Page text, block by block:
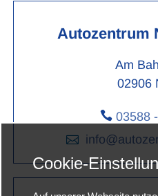
Autozentrum
Am
02906
 03588

Cookie-